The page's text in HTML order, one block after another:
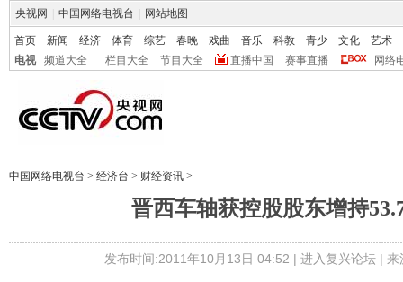
央视网 中国网络电视台 网站地图
首页 新闻 经济 体育 综艺 春晚 戏曲 音乐 科教 青少 文化
艺术
电视
频道大全 栏目大全 节目大全 直播中国 赛事直播 网络
中国网络电视台 > 经济台 > 财经资讯 >
晋西车轴获控股股东增持
发布时间:2011年10月13日 04:52 | 进入复兴论坛| 来